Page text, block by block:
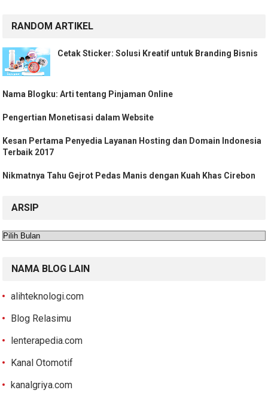
RANDOM ARTIKEL
Cetak Sticker: Solusi Kreatif untuk Branding Bisnis
Nama Blogku: Arti tentang Pinjaman Online
Pengertian Monetisasi dalam Website
Kesan Pertama Penyedia Layanan Hosting dan Domain Indonesia
Terbaik 2017
Nikmatnya Tahu Gejrot Pedas Manis dengan Kuah Khas Cirebon
ARSIP
Arsip
NAMA BLOG LAIN
alihteknologi.com
Blog Relasimu
lenterapedia.com
Kanal Otomotif
kanalgriya.com